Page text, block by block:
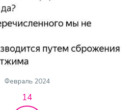
Февраль 2024
14